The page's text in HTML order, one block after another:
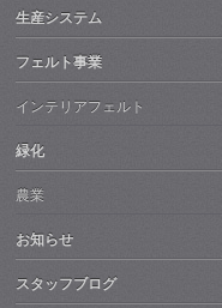
生産システム
フェルト事業
インテリアフェルト
緑化
農業
お知らせ
スタッフブログ